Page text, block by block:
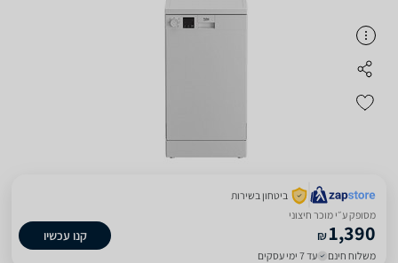
ביטחון בשירות
מסופק ע״י מוכר חיצוני
₪1,390
משלוח חינם עד 7 ימי עסקים
קנו עכשיו